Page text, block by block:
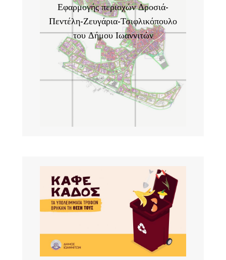
Εφαρμογής περιοχών Δροσιά-
Πεντέλη-Ζευγάρια-Τσιφλικόπουλο
του Δήμου Ιωαννιτών